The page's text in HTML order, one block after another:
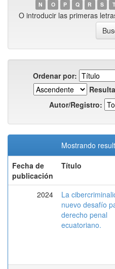
N
O P Q R S T
O introducir las primeras
Ordenar por:
Autor/Registro:
Mostrando
Fecha de
publicación
Título
2024
La
nuevo desafío
derecho penal
ecuatoriano.